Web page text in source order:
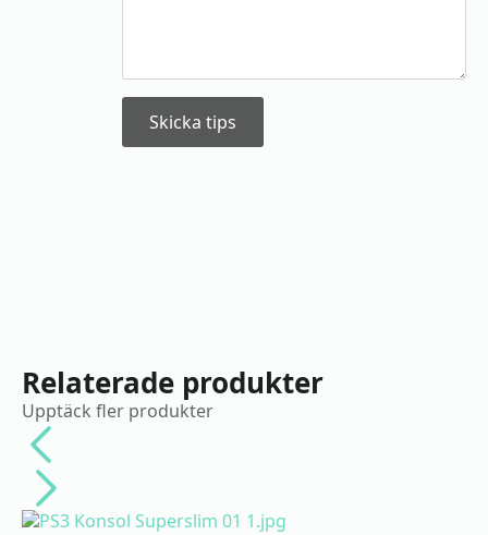
Skicka tips
Relaterade produkter
Upptäck fler produkter